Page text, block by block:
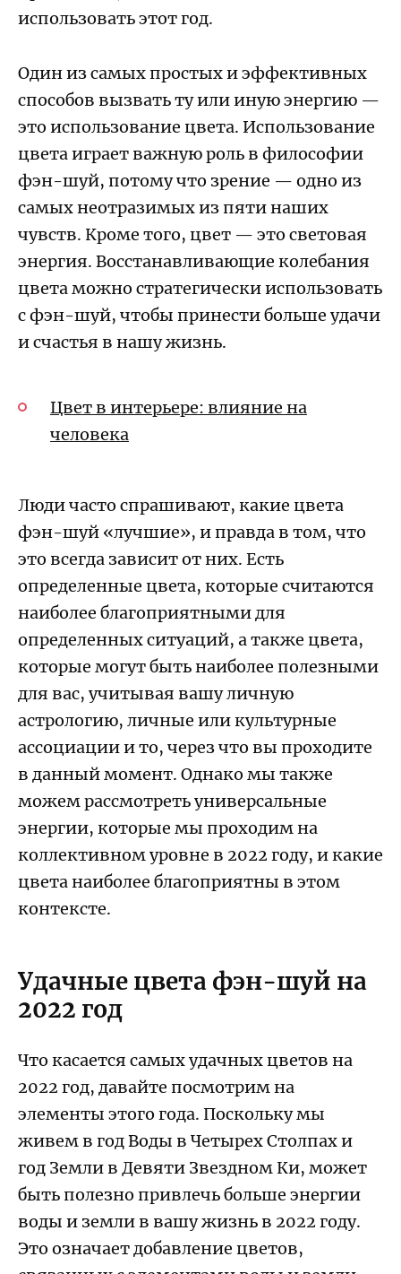
использовать этот год.
Один из самых простых и эффективных
способов вызвать ту или иную энергию —
это использование цвета. Использование
цвета играет важную роль в философии
фэн-шуй, потому что зрение — одно из
самых неотразимых из пяти наших
чувств. Кроме того, цвет — это световая
энергия. Восстанавливающие колебания
цвета можно стратегически использовать
с фэн-шуй, чтобы принести больше удачи
и счастья в нашу жизнь.
Цвет в интерьере: влияние на
человека
Люди часто спрашивают, какие цвета
фэн-шуй «лучшие», и правда в том, что
это всегда зависит от них. Есть
определенные цвета, которые считаются
наиболее благоприятными для
определенных ситуаций, а также цвета,
которые могут быть наиболее полезными
для вас, учитывая вашуличную
астрологию, личные или культурные
ассоциации и то, через что вы проходите
в данный момент. Однако мы также
можем рассмотреть универсальные
энергии, которые мы проходим на
коллективном уровне в 2022 году, и какие
цвета наиболее благоприятны в этом
контексте.
Удачные цвета фэн-шуй на
2022 год
Что касается самых удачных цветов на
2022 год, давайте посмотрим на
элементы этого года. Поскольку мы
живем в год Воды в Четырех Столпах и
год Земли в Девяти Звездном Ки, может
быть полезно привлечь больше энергии
воды и земли в вашу жизнь в 2022 году.
Это означает добавление цветов,